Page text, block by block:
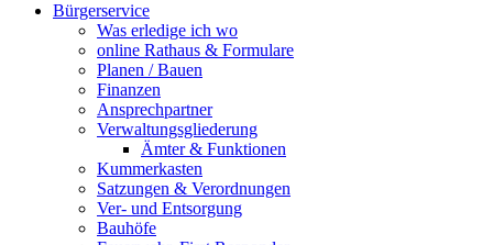
Bürgerservice
Was erledige ich wo
online Rathaus & Formulare
Planen / Bauen
Finanzen
Ansprechpartner
Verwaltungsgliederung
Ämter & Funktionen
Kummerkasten
Satzungen & Verordnungen
Ver- und Entsorgung
Bauhöfe